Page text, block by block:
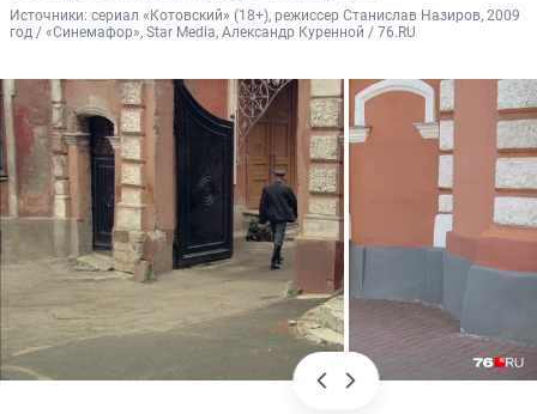
Источники: сериал «Котовский» (18+), режиссер Станислав Назиров, 2009
год / «Синемафор», Star Media, Александр Куренной / 76.RU